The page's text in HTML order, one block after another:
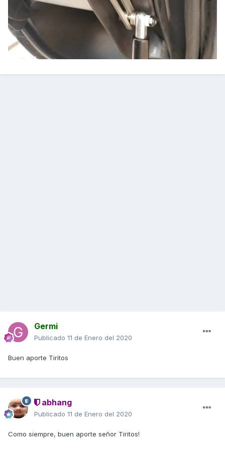
Germi
Publicado 11 de Enero del 2020
Buen aporte Tiritos
abhang
Publicado 11 de Enero del 2020
Como siempre, buen aporte señor Tiritos!